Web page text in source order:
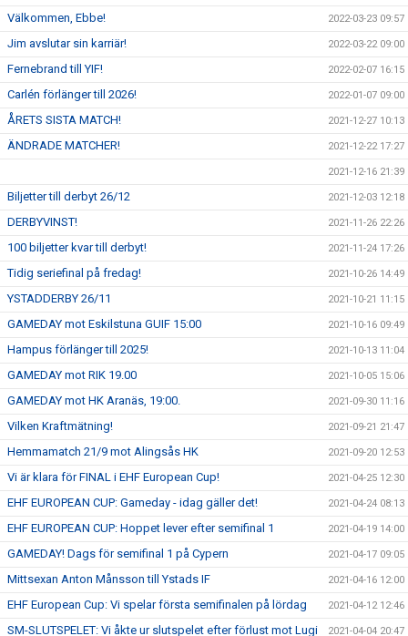
Välkommen, Ebbe! 2022-03-23 09:57
Jim avslutar sin karriär! 2022-03-22 09:00
Fernebrand till YIF! 2022-02-07 16:15
Carlén förlänger till 2026! 2022-01-07 09:00
ÅRETS SISTA MATCH! 2021-12-27 10:13
ÄNDRADE MATCHER! 2021-12-22 17:27
2021-12-16 21:39
Biljetter till derbyt 26/12 2021-12-03 12:18
DERBYVINST! 2021-11-26 22:26
100 biljetter kvar till derbyt! 2021-11-24 17:26
Tidig seriefinal på fredag! 2021-10-26 14:49
YSTADDERBY 26/11 2021-10-21 11:15
GAMEDAY mot Eskilstuna GUIF 15:00 2021-10-16 09:49
Hampus förlänger till 2025! 2021-10-13 11:04
GAMEDAY mot RIK 19.00 2021-10-05 15:06
GAMEDAY mot HK Aranäs, 19:00. 2021-09-30 11:16
Vilken Kraftmätning! 2021-09-21 21:47
Hemmamatch 21/9 mot Alingsås HK 2021-09-20 12:53
Vi är klara för FINAL i EHF European Cup! 2021-04-25 12:30
EHF EUROPEAN CUP: Gameday - idag gäller det! 2021-04-24 08:13
EHF EUROPEAN CUP: Hoppet lever efter semifinal 1 2021-04-19 14:00
GAMEDAY! Dags för semifinal 1 på Cypern 2021-04-17 09:05
Mittsexan Anton Månsson till Ystads IF 2021-04-16 12:00
EHF European Cup: Vi spelar första semifinalen på lördag 2021-04-12 12:46
SM-SLUTSPELET: Vi åkte ur slutspelet efter förlust mot Lugi 2021-04-04 20:47